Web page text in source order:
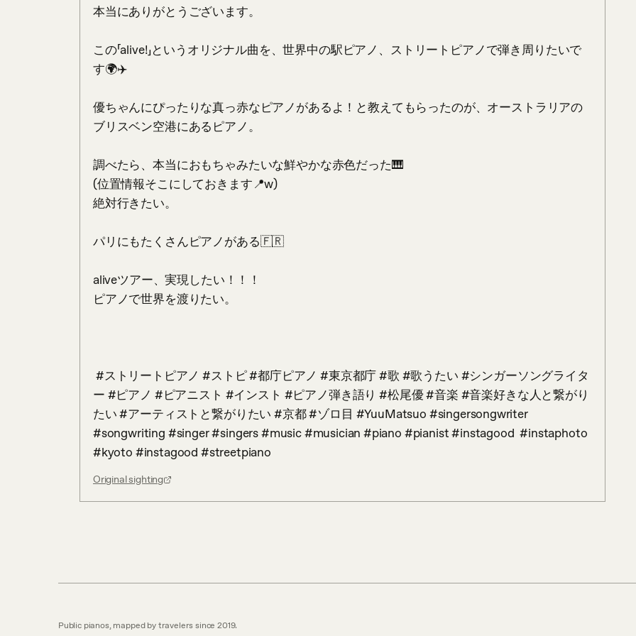
本当にありがとうございます。﻿
この「alive!」というオリジナル曲を、世界中の駅ピアノ、ストリートピアノで弾き周りたいで
す🌍✈️﻿
優ちゃんにぴったりな真っ赤なピアノがあるよ！と教えてもらったのが、オーストラリアの
ブリスベン空港にあるピアノ。﻿
調べたら、本当におもちゃみたいな鮮やかな赤色だった🎹﻿
(位置情報そこにしておきます📍w)﻿
絶対行きたい。﻿
パリにもたくさんピアノがある🇫🇷﻿
aliveツアー、実現したい！！！﻿
ピアノで世界を渡りたい。﻿
ー #ピアノ #ピアニスト #インスト #ピアノ弾き語り #松尾優 #音楽 #音楽好きな人と繋がり
たい #アーティストと繋がりたい #京都 #ゾロ目 #YuuMatsuo #singersongwriter
#songwriting #singer #singers #music #musician #piano #pianist #instagood  #instaphoto
#kyoto #instagood #streetpiano
Original sighting
Public pianos, mapped by travelers since 2019.